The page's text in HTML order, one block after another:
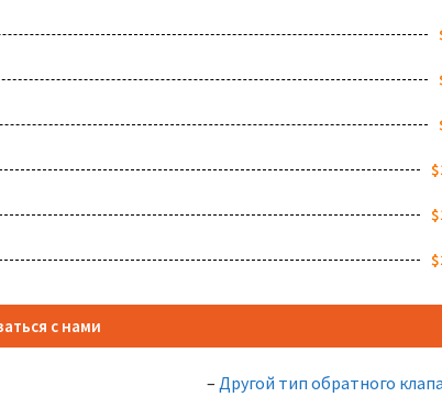
с нами
– Другой тип обратного